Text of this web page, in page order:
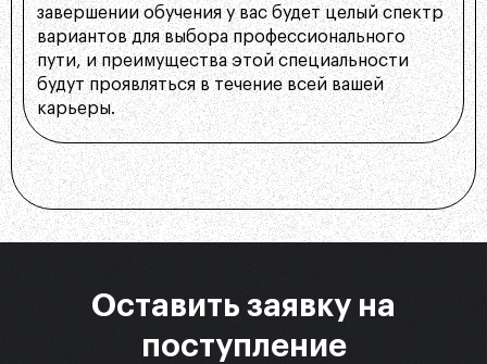
завершении обучения у вас будет целый спектр
вариантов для выбора профессионального
пути, и преимущества этой специальности
будут проявляться в течение всей вашей
карьеры.
Оставить заявку на
поступление